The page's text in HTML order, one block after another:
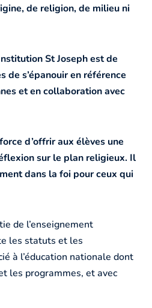
de religion, de milieu ni
St Joseph est de
de s’épanouir en référence
et en collaboration avec
d’offrir aux élèves une
sur le plan religieux. Il
dans la foi pour ceux qui
de l’enseignement
les statuts et les
à l’éducation nationale dont
les programmes, et avec